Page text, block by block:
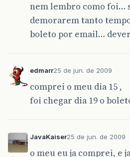
nem lembro como foi…
demorarem tanto
boleto por email…
edmarr25 de jun. de 2009
comprei o meu dia 15 ,
foi chegar dia 19 o
JavaKaiser25 de jun. de 2009
o meu eu ja comprei, e